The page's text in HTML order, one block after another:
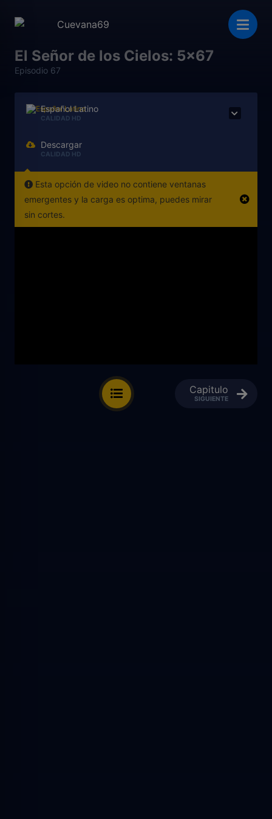
El Señor de los Cielos: 5x67
Episodio 67
Español Latino
CALIDAD HD
Descargar
CALIDAD HD
Esta opción de video no contiene ventanas
emergentes y la carga es optima, puedes mirar
sin cortes.
Capitulo
SIGUIENTE